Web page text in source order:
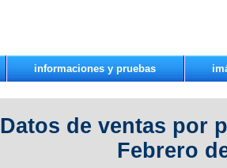
informaciones y pruebas
Datos de ventas por
Febrero